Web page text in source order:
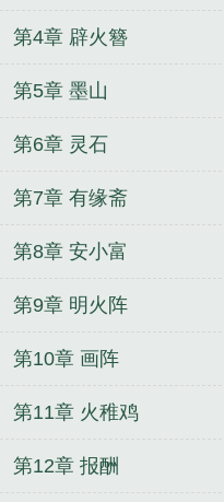
第4章 辟火簪
第5章 墨山
第6章 灵石
第7章 有缘斋
第8章 安小富
第9章 明火阵
第10章 画阵
第11章 火稚鸡
第12章 报酬